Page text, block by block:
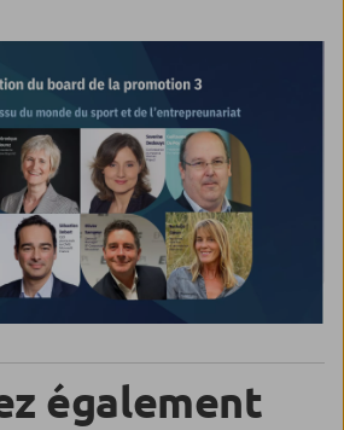
également